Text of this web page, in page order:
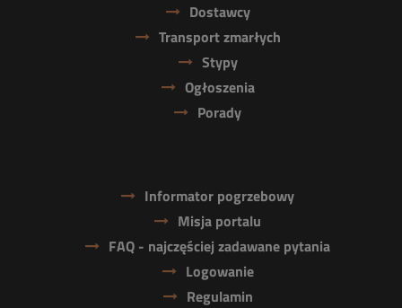
Dostawcy
Transport zmarłych
Stypy
Ogłoszenia
Porady
Informator pogrzebowy
Misja portalu
FAQ - najczęściej zadawane pytania
Logowanie
Regulamin